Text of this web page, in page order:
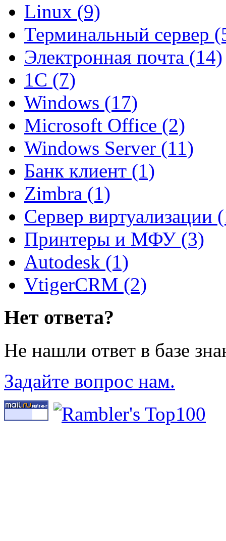
Linux (9)
Терминальный сервер
Электронная почта (14)
1C (7)
Windows (17)
Microsoft Office (2)
Windows Server (11)
Банк клиент (1)
Zimbra (1)
Сервер виртуализации
Принтеры и МФУ (3)
Autodesk (1)
VtigerCRM (2)
Нет ответа?
Не нашли ответ в базе
Задайте вопрос нам.